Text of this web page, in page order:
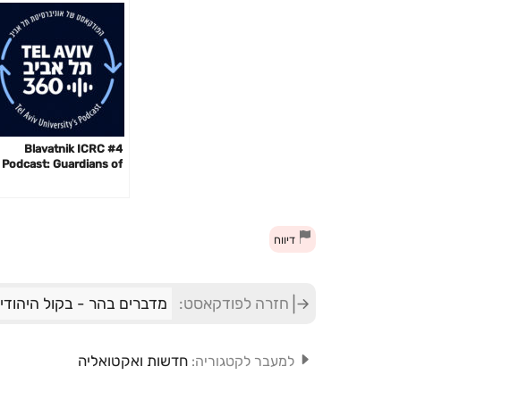
#4 Blavatnik ICRC
Podcast: Guardians of
דיווח
חזרה לפודקאסט: מדברים בהר - בקול היהודי
למעבר לקטגוריה: חדשות ואקטואליה